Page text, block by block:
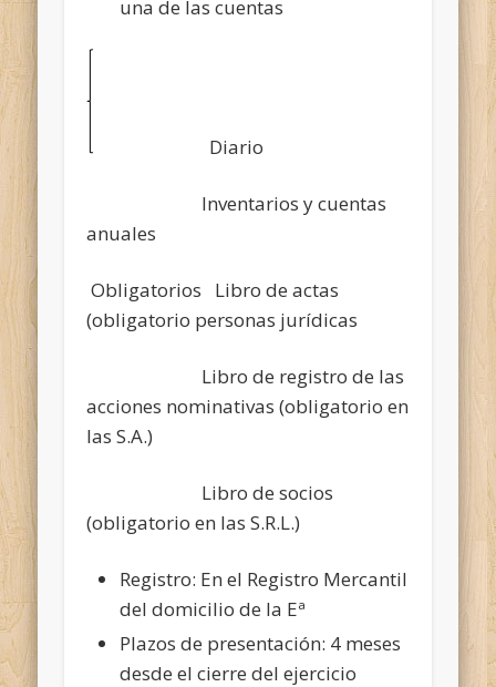
una de las cuentas
Diario
Inventarios y cuentas
anuales
Obligatorios Libro de actas
(obligatorio personas jurídicas
Libro de registro de las
acciones nominativas (obligatorio en
las S.A.)
Libro de socios
(obligatorio en las S.R.L.)
Registro: En el Registro Mercantil
del domicilio de la Eª
Plazos de presentación: 4 meses
desde el cierre del ejercicio